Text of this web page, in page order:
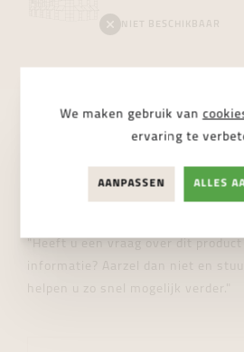
NIET BESCHIKBAAR
Wij helpen je
"Heeft u een vraag over dit
informatie? Aarzel dan niet en
helpen u zo snel mogelijk verder."
We maken gebruik van
ervaring te
AANPASSEN ALLES